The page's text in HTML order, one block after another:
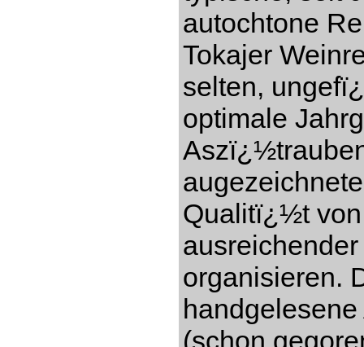
autochtone
Tokajer
selten,
optimale
Qualitï¿½t
organisieren.
(schon